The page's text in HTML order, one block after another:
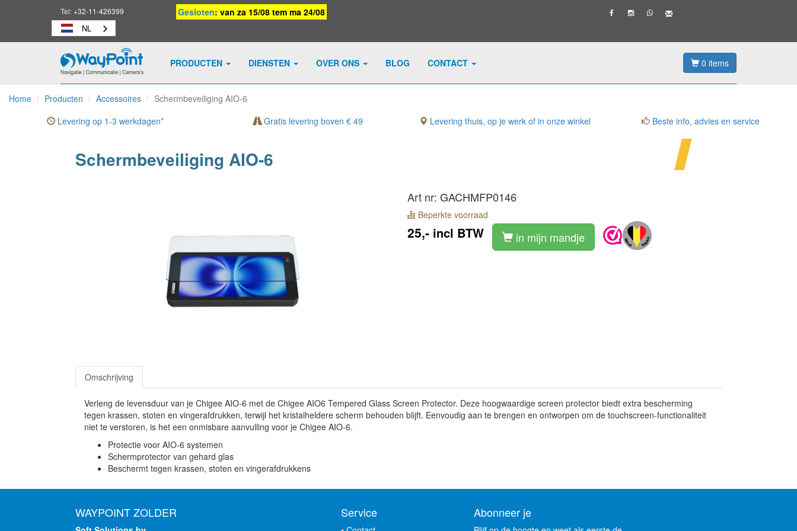
Tel:+32-11-426399 Gesloten: van za 15/08 tem ma 24/08
NL
Waypoint
-
naar
homepage
PRODUCTEN DIENSTEN OVER ONS BLOG CONTACT 0 items
Home Producten Accessoires
Schermbeveiliging AIO-6
Levering op 1-3 werkdagen*
Gratis levering boven € 49 Levering thuis, op je werk of in onze winkel Beste info, advies en service
Schermbeveiliging AIO-6
Art nr: GACHMFP0146
Beperkte voorraad
25,- incl BTW in mijn mandje
Omschrijving
Verleng de levensduur van je Chigee AIO-6 met de Chigee AIO6 Tempered Glass Screen Protector. Deze hoogwaardige screen protector biedt extra bescherming
tegen krassen, stoten en vingerafdrukken, terwijl het kristalheldere scherm behouden blijft. Eenvoudig aan te brengen en ontworpen om de touchscreen-functionaliteit
niet te verstoren, is het een onmisbare aanvulling voor je Chigee AIO-6.
Protectie voor AIO-6 systemen
Schermprotector van gehard glas
Beschermt tegen krassen, stoten en vingerafdrukkens
WAYPOINT ZOLDER Service Abonneer je